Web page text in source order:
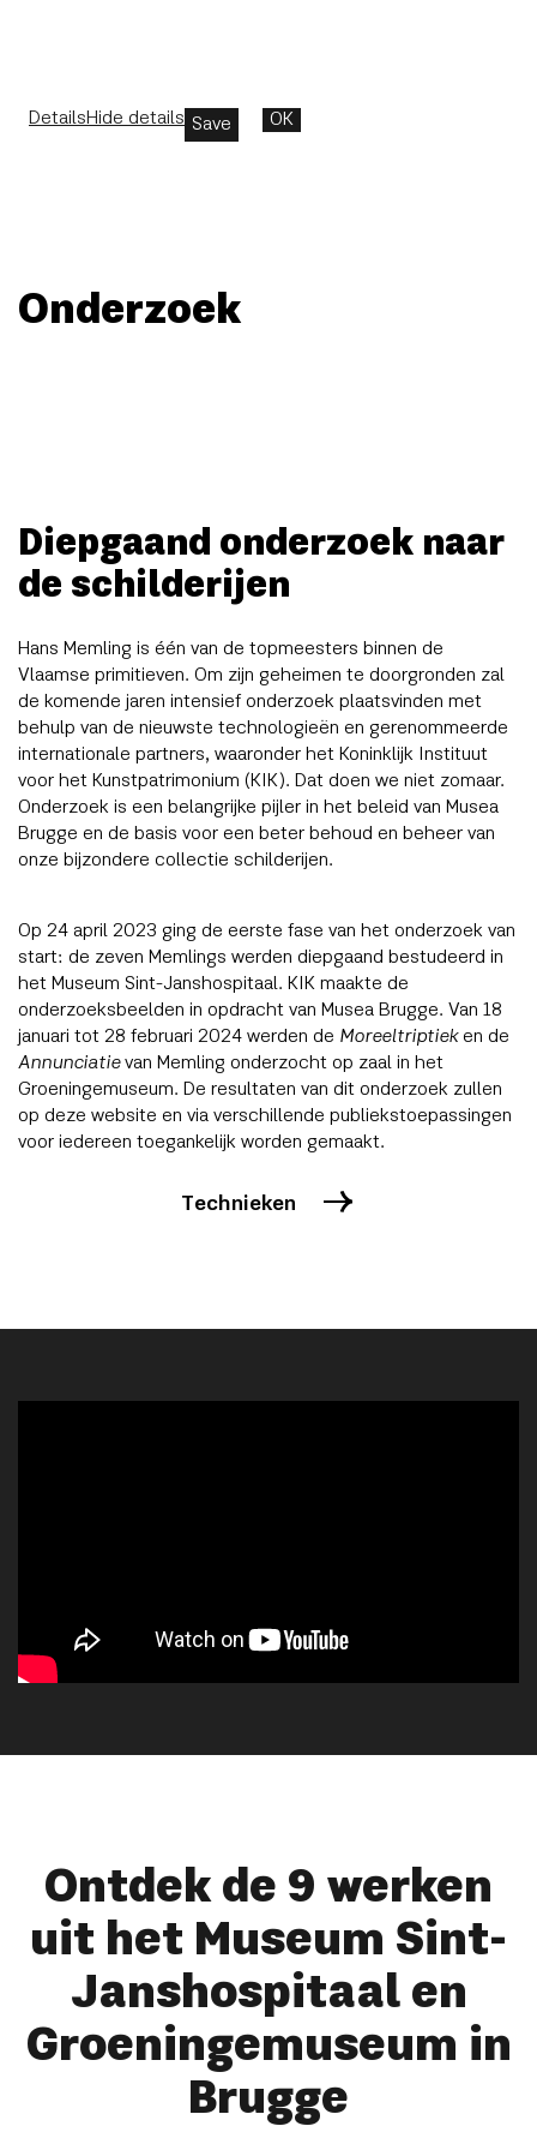
DetailsHide details Save OK
Onderzoek
Diepgaand onderzoek naar
de schilderijen
Hans Memling is één van de topmeesters binnen de
Vlaamse primitieven. Om zijn geheimen te doorgronden zal
de komende jaren intensief onderzoek plaatsvinden met
behulp van de nieuwste technologieën en gerenommeerde
internationale partners, waaronder het Koninklijk Instituut
voor het Kunstpatrimonium (KIK). Dat doen we niet zomaar.
Onderzoek is een belangrijke pijler in het beleid van Musea
Brugge en de basis voor een beter behoud en beheer van
onze bijzondere collectie schilderijen.
Op 24 april 2023 ging de eerste fase van het onderzoek van
start: de zeven Memlings werden diepgaand bestudeerd in
het Museum Sint-Janshospitaal. KIK maakte de
onderzoeksbeelden in opdracht van Musea Brugge. Van 18
januari tot 28 februari 2024 werden de Moreeltriptieken de
Annunciatievan Memling onderzocht op zaal in het
Groeningemuseum. De resultaten van dit onderzoek zullen
op deze website en via verschillende publiekstoepassingen
voor iedereen toegankelijk worden gemaakt.
Technieken
Ontdek de 9 werken
uit het Museum Sint-
Janshospitaal en
Groeningemuseum in
Brugge